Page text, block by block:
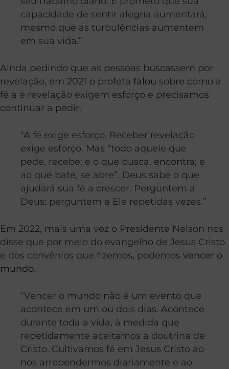
capacidade de sentir alegria aumentará,
mesmo que as turbulências aumentem
em sua vida.”
Ainda pedindo que as pessoas buscassem por
revelação, em 2021 o profeta falou sobre como a
fé a e revelação exigem esforço e precisamos
continuar a pedir.
“A fé exige esforço. Receber revelação
exige esforço. Mas “todo aquele que
pede, recebe; e o que busca, encontra; e
ao que bate, se abre”. Deus sabe o que
ajudará sua fé a crescer. Perguntem a
Deus; perguntem a Ele repetidas vezes.”
Em 2022, mais uma vez o Presidente Nelson nos
disse que por meio do evangelho de Jesus Cristo
e dos convênios que fizemos, podemos vencer o
mundo.
“Vencer o mundo não é um evento que
acontece em um ou dois dias. Acontece
durante toda a vida, à medida que
repetidamente aceitamos a doutrina de
Cristo. Cultivamos fé em Jesus Cristo ao
nos arrependermos diariamente e ao